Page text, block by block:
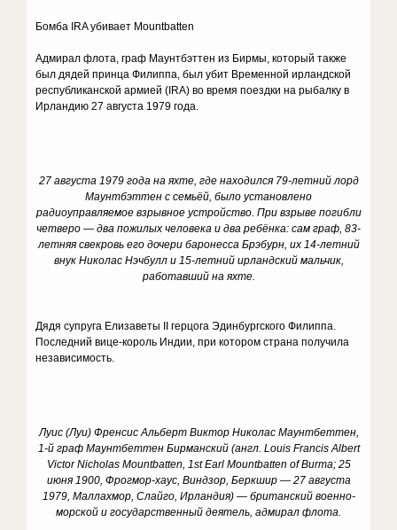
Бомба IRA убивает Mountbatten
Адмирал флота, граф Маунтбэттен из Бирмы, который также
был дядей принца Филиппа, был убит Временной ирландской
республиканской армией (IRA) во время поездки на рыбалку в
Ирландию 27 августа 1979 года.
27 августа 1979 года на яхте, где находился 79-летний лорд
Маунтбэттен с семьёй, было установлено
радиоуправляемое взрывное устройство. При взрыве погибли
четверо — два пожилых человека и два ребёнка: сам граф, 83-
летняя свекровь его дочери баронесса Брэбурн, их 14-летний
внук Николас Нэчбулл и 15-летний ирландский мальчик,
работавший на яхте.
Дядя супруга Елизаветы II герцога Эдинбургского Филиппа.
Последний вице-король Индии, при котором страна получила
независимость.
Луис (Луи) Френсис Альберт Виктор Николас Маунтбеттен,
1-й граф Маунтбеттен Бирманский (англ. Louis Francis Albert
Victor Nicholas Mountbatten, 1st Earl Mountbatten of Burma; 25
июня 1900, Фрогмор-хаус, Виндзор, Беркшир — 27 августа
1979, Маллахмор, Слайго, Ирландия) — британский военно-
морской и государственный деятель, адмирал флота.